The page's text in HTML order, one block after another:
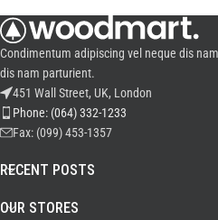
Condimentum adipiscing vel neque dis
dis nam parturient.
451 Wall Street, UK, London
Phone: (064) 332-1233
Fax: (099) 453-1357
RECENT POSTS
OUR STORES